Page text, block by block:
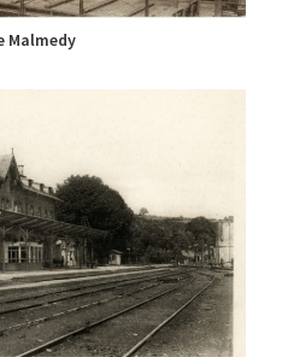
Malmedy